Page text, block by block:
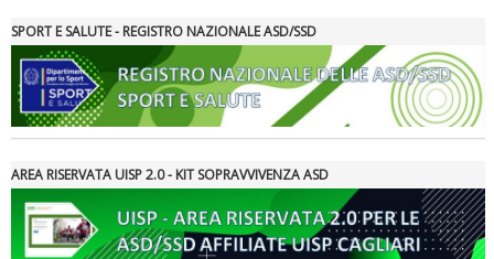
Ddl Lobby, Uisp: “Il Parlamento valorizzi le nostre specificità"
SPORT E SALUTE - REGISTRO NAZIONALE ASD/SSD
AREA RISERVATA UISP 2.0 - KIT SOPRAVVIVENZA ASD